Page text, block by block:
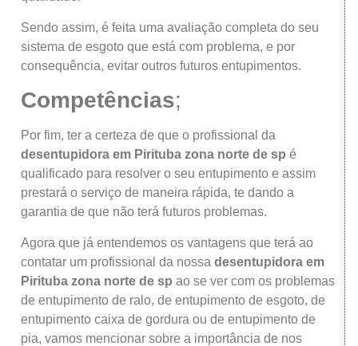
Sendo assim, é feita uma avaliação completa do seu
sistema de esgoto que está com problema, e por
consequência, evitar outros futuros entupimentos.
Competências;
Por fim, ter a certeza de que o profissional da
desentupidora em Pirituba zona norte de sp é
qualificado para resolver o seu entupimento e assim
prestará o serviço de maneira rápida, te dando a
garantia de que não terá futuros problemas.
Agora que já entendemos os vantagens que terá ao
contatar um profissional da nossa desentupidora em
Pirituba zona norte de sp ao se ver com os problemas
de entupimento de ralo, de entupimento de esgoto, de
entupimento caixa de gordura ou de entupimento de
pia, vamos mencionar sobre a importância de nos